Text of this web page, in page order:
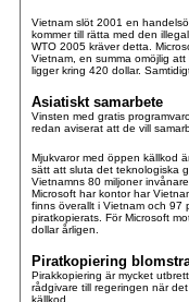
Vietnam slöt 2001 en
kommer till rätta med den
WTO 2005 kräver detta.
Vietnam, en summa omöjlig
ligger kring 420 dollar.
Asiatiskt samarbete
Vinsten med gratis
redan aviserat att de vill
Mjukvaror med öppen källkod
sätt att sluta det teknologiska
Vietnamns 80 miljoner
Microsoft har kontor har
finns överallt i Vietnam och 97
piratkopierats. För Microsoft
dollar årligen.
Piratkopiering
Pirakkopiering är mycket
rådgivare till regeringen när
källkod.